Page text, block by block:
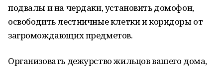
подвалы и на чердаки, установить домофон,
освободить лестничные клетки и коридоры от
загромождающих предметов.
Организовать дежурство жильцов вашего дома,